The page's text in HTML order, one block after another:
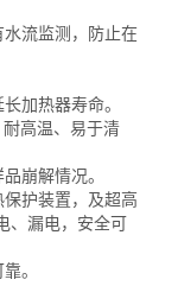
水流监测 ，防止在
加热器寿命。
高温、易于清
崩解情况。
护装置，及超高
、漏电，安全可
。